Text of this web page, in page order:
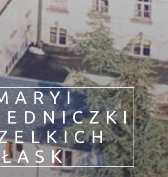
chrześcijan
Życie z Maryją
ŁASK